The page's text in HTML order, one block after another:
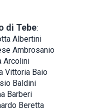
di Tebe:
Albertini
Ambrosanio
Arcolini
Vittoria Baio
Baldini
Barberi
Beretta